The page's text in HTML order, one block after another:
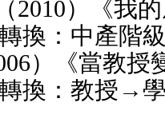
2010）《我
換：中產階
）《當教
換：教授→